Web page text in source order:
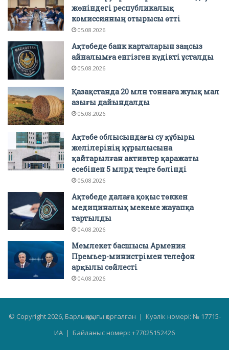
жөніндегі республикалық
комиссияның отырысы өтті
05.08.2026
Ақтөбеде банк карталарын заңсыз
айналымға енгізген күдікті ұсталды
05.08.2026
Қазақстанда 20 млн тоннаға жуық мал
азығы дайындалды
05.08.2026
Ақтөбе облысындағы су құбыры
желілерінің құрылысына
қайтарылған активтер қаражаты
есебінен 5 млрд теңге бөлінді
05.08.2026
Ақтөбеде далаға қоқыс төккен
медициналық мекеме жауапқа
тартылды
04.08.2026
Мемлекет басшысы Армения
Премьер-министрімен телефон
арқылы сөйлесті
04.08.2026
© Copyright 2026, Барлық құқығы қорғалған | Куәлік номері: № 17715-
ИА | Байланыс номері: +77025152426